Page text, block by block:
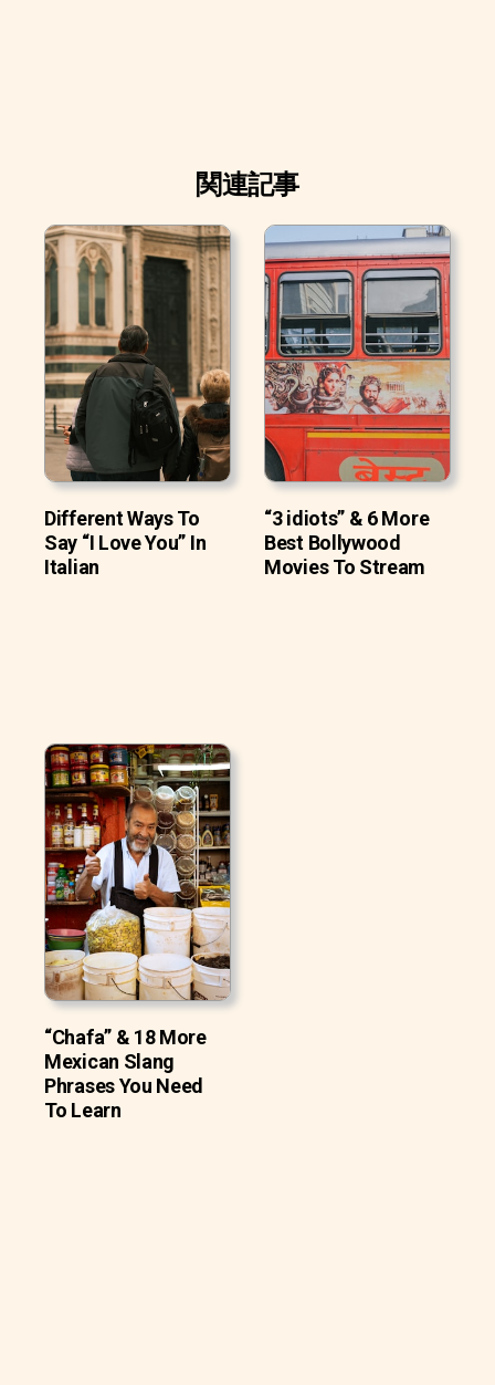
関連記事
Different Ways To
Say “I Love You” In
Italian
“3 idiots” & 6 More
Best Bollywood
Movies To Stream
“Chafa” & 18 More
Mexican Slang
Phrases You Need
To Learn